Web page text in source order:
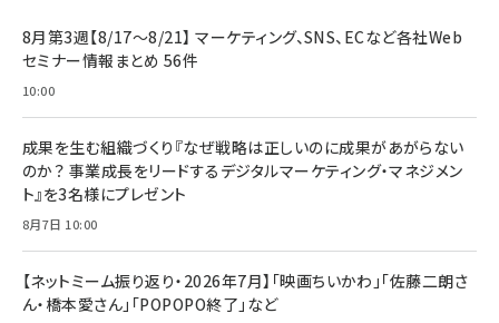
8月第3週【8/17～8/21】 マーケティング、SNS、ECなど各社Web
セミナー情報まとめ 56件
10:00
成果を生む組織づくり『なぜ戦略は正しいのに成果があがらない
のか？ 事業成長をリードするデジタルマーケティング・マネジメン
ト』を3名様にプレゼント
8月7日 10:00
【ネットミーム振り返り・2026年7月】「映画ちいかわ」「佐藤二朗さ
ん・橋本愛さん」「POPOPO終了」など